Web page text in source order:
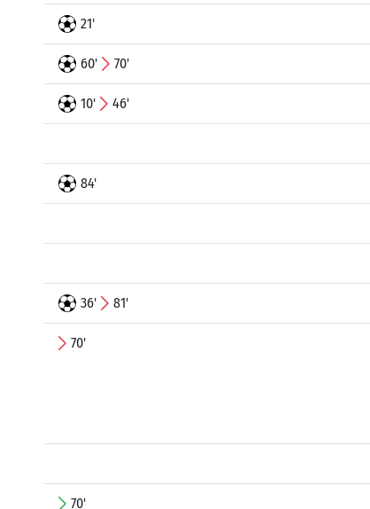
21'
60' 70'
10' 46'
84'
36' 81'
70'
70'